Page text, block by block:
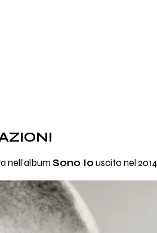
nell'album Sono Iouscito nel